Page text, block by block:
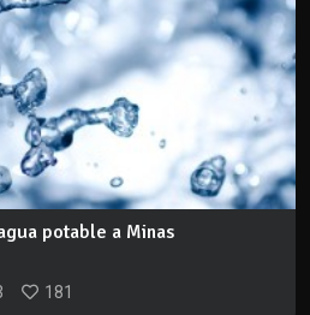
potable a Minas
181